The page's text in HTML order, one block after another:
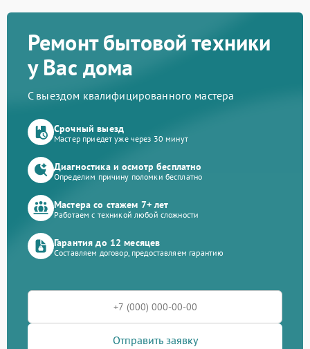
Ремонт бытовой техники
у Вас дома
С выездом квалифицированного мастера
Срочный выезд
Мастер приедет уже через 30 минут
Диагностика и осмотр бесплатно
Определим причину поломки бесплатно
Мастера со стажем 7+ лет
Работаем с техникой любой сложности
Гарантия до 12 месяцев
Составляем договор, предоставляем гарантию
Отправить заявку